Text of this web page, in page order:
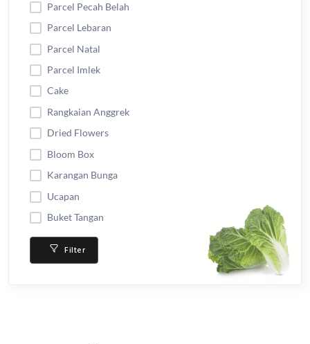
Parcel Pecah Belah
Parcel Lebaran
Parcel Natal
Parcel Imlek
Cake
Rangkaian Anggrek
Dried Flowers
Bloom Box
Karangan Bunga
Ucapan
Buket Tangan
Filter